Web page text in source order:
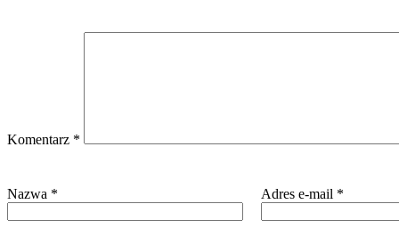
Komentarz *
Nazwa * Adres e-mail *